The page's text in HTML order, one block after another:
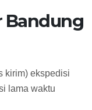
Bandung
kirim) ekspedisi
lama waktu